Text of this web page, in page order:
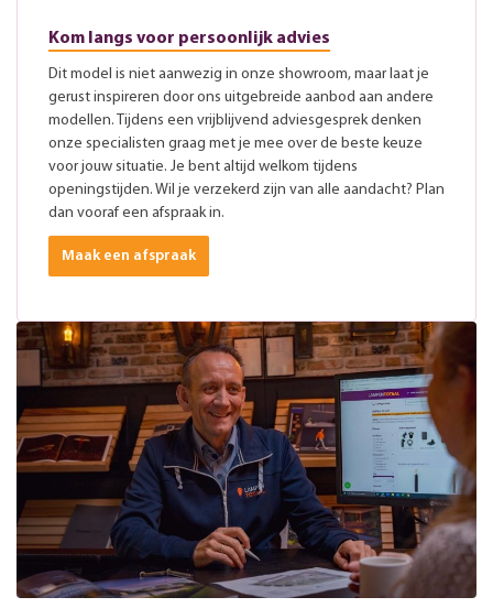
Kom langs voor persoonlijk advies
Dit model is niet aanwezig in onze showroom, maar laat je
gerust inspireren door ons uitgebreide aanbod aan andere
modellen. Tijdens een vrijblijvend adviesgesprek denken
onze specialisten graag met je mee over de beste keuze
voor jouw situatie. Je bent altijd welkom tijdens
openingstijden. Wil je verzekerd zijn van alle aandacht? Plan
dan vooraf een afspraak in.
Maak een afspraak